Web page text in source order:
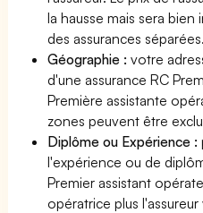
la hausse mais sera
des assurances séparées.
Géographie :votre
d'une assurance RC
Première assistante
zones peuvent être
Diplôme ou Expérience :
l'expérience ou de
Premier assistant
opératrice plus